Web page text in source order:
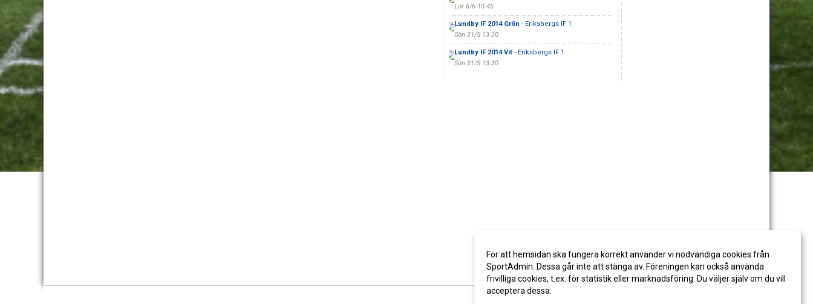
Lör 6/6 10:45
Lundby IF 2014 Grön - Eriksbergs IF 1
Sön 31/5 13:30
Lundby IF 2014 Vit- Eriksbergs IF 1
Sön 31/5 13:30
För att hemsidan ska fungera korrekt använder vi nödvändiga cookies från
SportAdmin. Dessa går inte att stänga av. Föreningen kan också använda
frivilliga cookies, t.ex. för statistik eller marknadsföring. Du väljer själv om du vill
acceptera dessa.